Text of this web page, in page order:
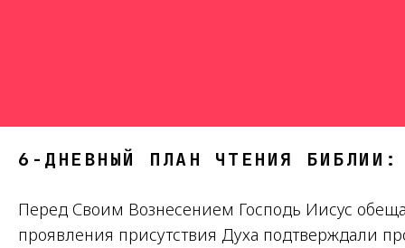
6-ДНЕВНЫЙ ПЛАН ЧТЕНИЯ
Перед Своим Вознесением Господь Иисус
проявления присутствия Духа подтверждали